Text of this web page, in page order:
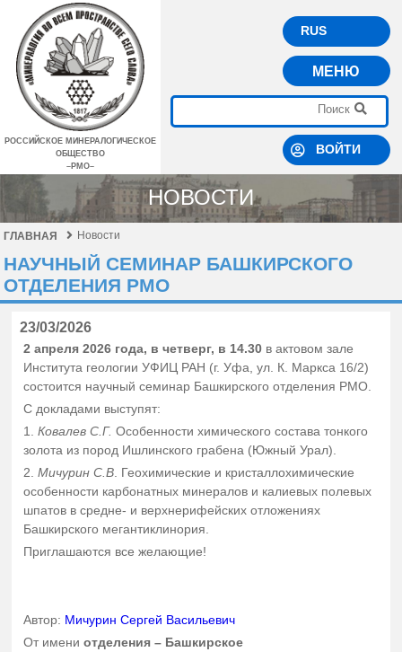
РОССИЙСКОЕ МИНЕРАЛОГИЧЕСКОЕ
ОБЩЕСТВО
–РМО–
RUS
МЕНЮ
ВОЙТИ
НОВОСТИ
ГЛАВНАЯ Новости
НАУЧНЫЙ СЕМИНАР БАШКИРСКОГО
ОТДЕЛЕНИЯ РМО
23/03/2026
2 апреля 2026 года, в четверг, в 14.30 в актовом зале
Института геологии УФИЦ РАН (г. Уфа, ул. К. Маркса 16/2)
состоится научный семинар Башкирского отделения РМО.
С докладами выступят:
1.Ковалев С.Г. Особенности химического состава тонкого
золота из пород Ишлинского грабена (Южный Урал).
2.Мичурин С.В. Геохимические и кристаллохимические
особенности карбонатных минералов и калиевых полевых
шпатов в средне- и верхнерифейских отложениях
Башкирского мегантиклинория.
Приглашаются все желающие!
Автор: Мичурин Сергей Васильевич
От имениотделения – Башкирское